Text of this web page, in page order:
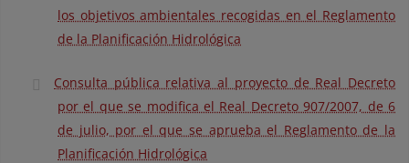
los objetivos ambientales recogidas en el Reglamento
de la Planificación Hidrológica
Consulta pública relativa al proyecto de Real Decreto
por el que se modifica el Real Decreto 907/2007, de 6
de julio, por el que se aprueba el Reglamento de la
Planificación Hidrológica